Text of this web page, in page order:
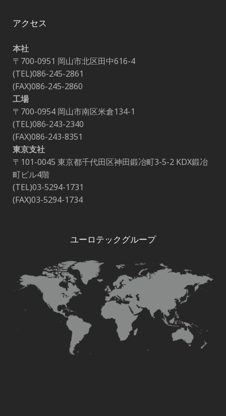
アクセス
本社
〒700-0951 岡山市北区田中616-4
(TEL)086-245-2861
(FAX)086-245-2860
工場
〒700-0954 岡山市南区米倉134-1
(TEL)086-243-2340
(FAX)086-243-8351
東京支社
〒101-0045 東京都千代田区神田鍛冶町3-5-2 KDX鍛冶
町ビル4階
(TEL)03-5294-1731
(FAX)03-5294-1734
ユーロテックグループ